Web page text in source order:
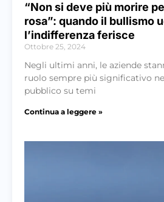
“Non si deve più morire
rosa”: quando il bullismo
l’indifferenza ferisce
Ottobre 25, 2024
Negli ultimi anni, le aziende
ruolo sempre più significativo
pubblico su temi
Continua a leggere »